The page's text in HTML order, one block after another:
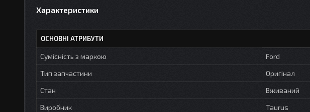
Характеристики
ОСНОВНІ АТРИБУТИ
Сумісність з маркою
Ford
Тип запчастини
Оригінал
Стан
Вживаний
Виробник
Taurus